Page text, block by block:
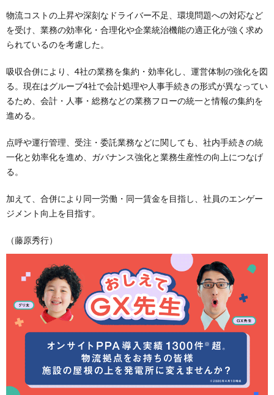
物流コストの上昇や深刻なドライバー不足、環境問題への対応など
を受け、業務の効率化・合理化や企業統治機能の適正化が強く求め
られているのを考慮した。
吸収合併により、4社の業務を集約・効率化し、運営体制の強化を図
る。現在はグループ4社で会計処理や人事手続きの形式が異なってい
るため、会計・人事・総務などの業務フローの統一と情報の集約を
進める。
点呼や運行管理、受注・委託業務などに関しても、社内手続きの統
一化と効率化を進め、ガバナンス強化と業務生産性の向上につなげ
る。
加えて、合併により同一労働・同一賃金を目指し、社員のエンゲー
ジメント向上を目指す。
（藤原秀行）